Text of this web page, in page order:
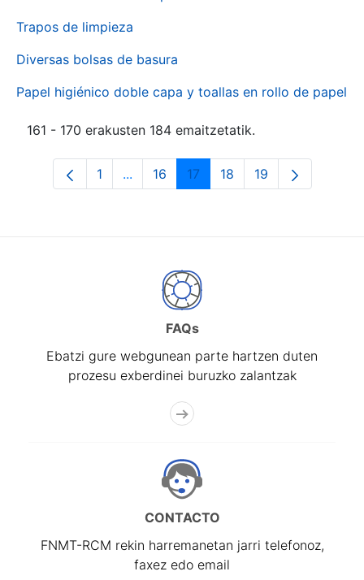
Trapos de limpieza
Diversas bolsas de basura
Papel higiénico doble capa y toallas en rollo de papel
161 - 170 erakusten 184 emaitzetatik.
Orrialdea
1 ...Intermediate Pages Use TAB to
Orrialdea
16 Orrialdea
17 Orrialdea
18 Orrialdea
19
FAQs
Ebatzi gure webgunean parte hartzen duten
prozesu exberdinei buruzko zalantzak
CONTACTO
FNMT-RCM rekin harremanetan jarri telefonoz,
faxez edo email